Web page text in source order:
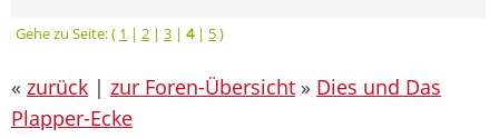
Gehe zu Seite: ( 1 | 2 | 3 | 4| 5)
« zurück | zur Foren-Übersicht » Dies und Das
Plapper-Ecke